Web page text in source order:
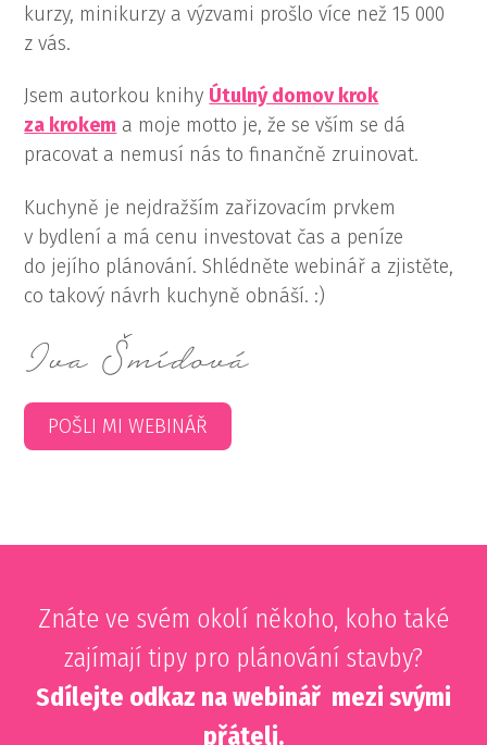
kurzy, minikurzy a výzvami prošlo více než 15 000
z vás.
Jsem autorkou knihy Útulný domov krok
za krokem a moje motto je, že se vším se dá
pracovat a nemusí nás to finančně zruinovat.
Kuchyně je nejdražším zařizovacím prvkem
v bydlení a má cenu investovat čas a peníze
do jejího plánování. Shlédněte webinář a zjistěte,
co takový návrh kuchyně obnáší. :)
Iva Šmídová
POŠLI MI WEBINÁŘ
Znáte ve svém okolí někoho, koho také
zajímají tipy pro plánování stavby?
Sdílejte odkaz na webinář mezi svými
přáteli.